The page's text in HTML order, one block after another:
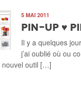
5 MAI 2011
Pin-up ♥
Il y a quelques
j’ai oublié où ou
nouvel outil […]